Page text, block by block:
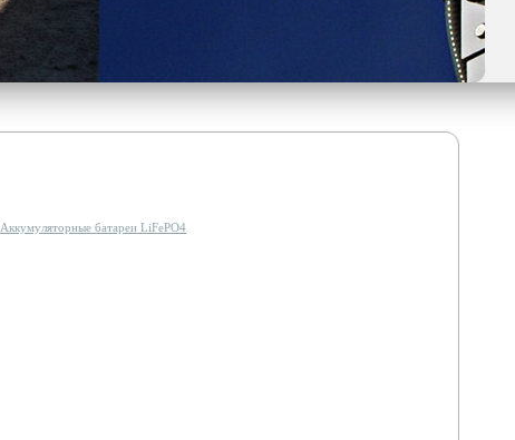
Аккумуляторные батареи LiFePO4